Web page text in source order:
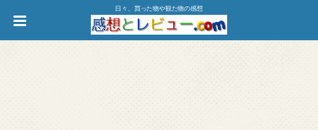
日々、買った物や観た物の感想